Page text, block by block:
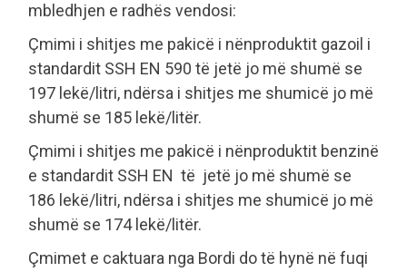
mbledhjen e radhës vendosi:
Çmimi i shitjes me pakicë i nënproduktit gazoil i
standardit SSH EN 590 të jetë jo më shumë se
197 lekë/litri, ndërsa i shitjes me shumicë jo më
shumë se 185 lekë/litër.
Çmimi i shitjes me pakicë i nënproduktit benzinë
e standardit SSH EN të jetë jo më shumë se
186 lekë/litri, ndërsa i shitjes me shumicë jo më
shumë se 174 lekë/litër.
Çmimet e caktuara nga Bordi do të hynë në fuqi